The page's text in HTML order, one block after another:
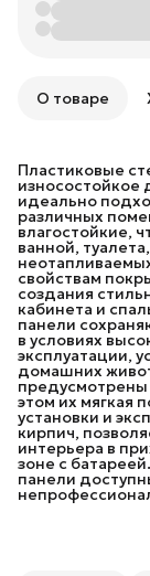
О товаре
Пластиковые
износостойкое
идеально
различных
влагостойкие,
ванной,
свойствам
создания
кабинета и
панели
в условиях
эксплуатации,
домашних
предусмотрены
этом их мягкая
установки и
кирпич,
интерьера в
зоне с
панели